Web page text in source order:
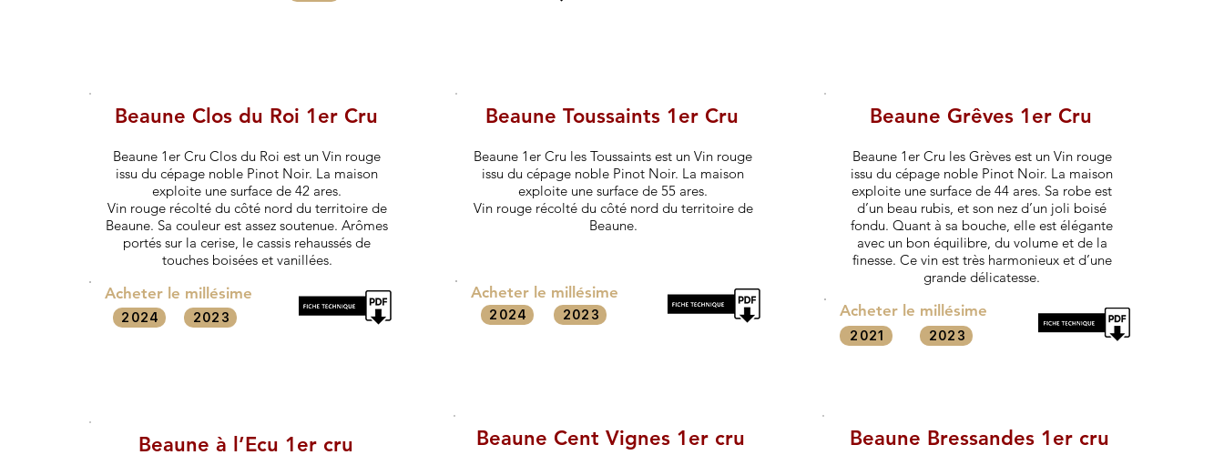
Beaune Clos du Roi 1er Cru
Beaune 1er Cru Clos du Roi est un Vin rouge
issu du cépage noble Pinot Noir. La maison
exploite une surface de 42 ares.
Vin rouge récolté du côté nord du territoire de
Beaune. Sa couleur est assez soutenue. Arômes
portés sur la cerise, le cassis rehaussés de
touches boisées et vanillées.
Acheter le millésime
2024 2023
Beaune Toussaints 1er Cru
Beaune 1er Cru les Toussaints est un Vin rouge
issu du cépage noble Pinot Noir. La maison
exploite une surface de 55 ares.
Vin rouge récolté du côté nord du territoire de
Beaune.
Acheter le millésime
2024 2023
Beaune Grêves 1er Cru
Beaune 1er Cru les Grèves est un Vin rouge
issu du cépage noble Pinot Noir. La maison
exploite une surface de 44 ares. Sa robe est
d’un beau rubis, et son nez d’un joli boisé
fondu. Quant à sa bouche, elle est élégante
avec un bon équilibre, du volume et de la
finesse. Ce vin est très harmonieux et d’une
grande délicatesse.
Acheter le millésime
2021 2023
Beaune à l’Ecu 1er cru Beaune Cent Vignes 1er cru Beaune Bressandes 1er cru